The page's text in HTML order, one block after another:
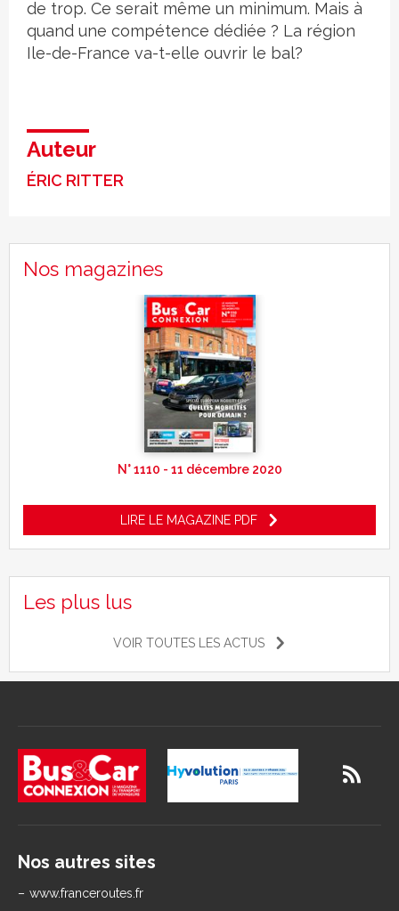
de trop. Ce serait même un minimum. Mais à
quand une compétence dédiée ? La région
Ile-de-France va-t-elle ouvrir le bal?
Auteur
ÉRIC RITTER
Nos magazines
N° 1110 - 11 décembre 2020
LIRE LE MAGAZINE PDF
Les plus lus
VOIR TOUTES LES ACTUS
Nos autres sites
www.franceroutes.fr